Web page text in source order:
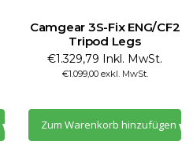
Camgear 3S-Fix ENG/CF2
Tripod Legs
€1.329,79 Inkl. MwSt.
€1.099,00 exkl. MwSt.
Zum Warenkorb hinzufügen